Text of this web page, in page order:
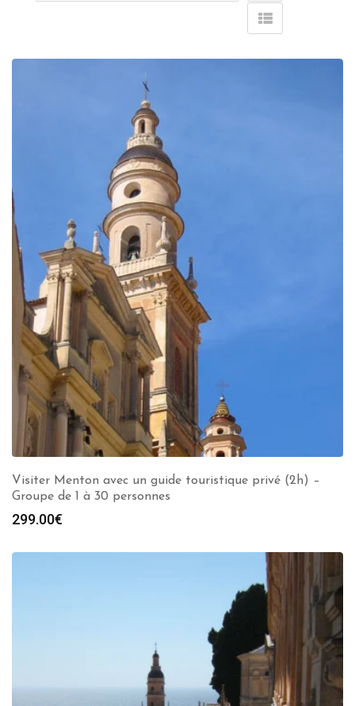
Visiter Menton avec un guide touristique privé (2h) –
Groupe de 1 à 30 personnes
299.00€